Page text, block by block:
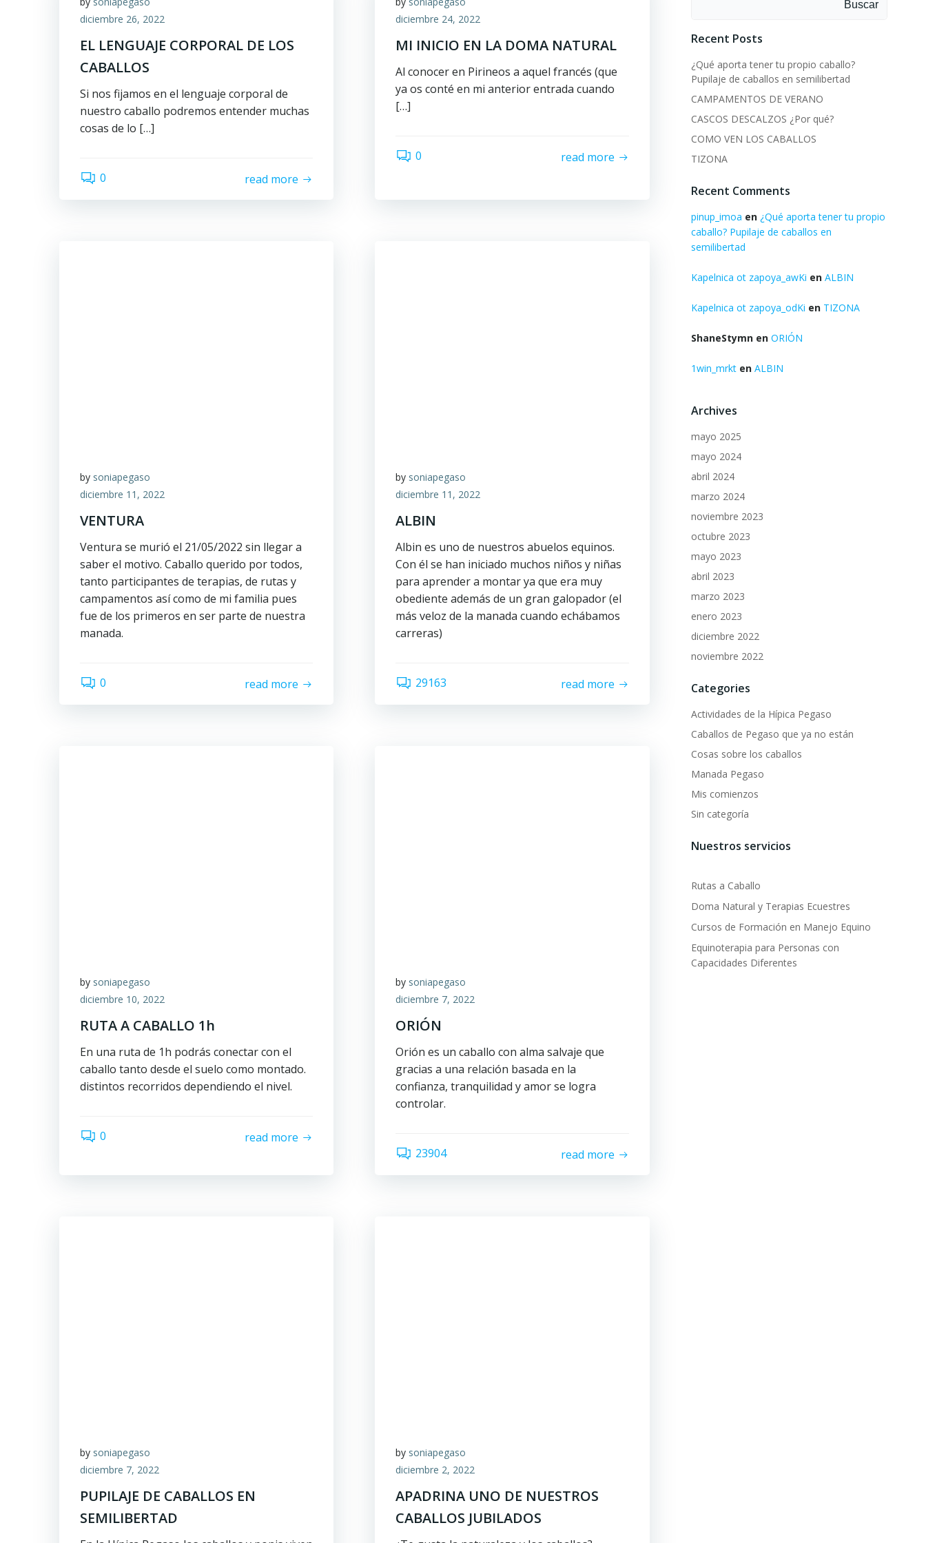
diciembre 26, 2022
EL LENGUAJE CORPORAL DE LOS
CABALLOS
Si nos fijamos en el lenguaje corporal de
nuestro caballo podremos entender muchas
cosas de lo […]
0 read more
diciembre 24, 2022
MI INICIO EN LA DOMA NATURAL
Al conocer en Pirineos a aquel francés (que
ya os conté en mi anterior entrada cuando
[…]
0 read more
by soniapegaso
diciembre 11, 2022
VENTURA
Ventura se murió el 21/05/2022 sin llegar a
saber el motivo. Caballo querido por todos,
tanto participantes de terapias, de rutas y
campamentos así como de mi familia pues
fue de los primeros en ser parte de nuestra
manada.
0 read more
by soniapegaso
diciembre 11, 2022
ALBIN
Albin es uno de nuestros abuelos equinos.
Con él se han iniciado muchos niños y niñas
para aprender a montar ya que era muy
obediente además de un gran galopador (el
más veloz de la manada cuando echábamos
carreras)
29163 read more
by soniapegaso
diciembre 10, 2022
RUTA A CABALLO 1h
En una ruta de 1h podrás conectar con el
caballo tanto desde el suelo como montado.
distintos recorridos dependiendo el nivel.
0 read more
by soniapegaso
diciembre 7, 2022
ORIÓN
Orión es un caballo con alma salvaje que
gracias a una relación basada en la
confianza, tranquilidad y amor se logra
controlar.
23904 read more
by soniapegaso
diciembre 7, 2022
PUPILAJE DE CABALLOS EN
SEMILIBERTAD
by soniapegaso
diciembre 2, 2022
APADRINA UNO DE NUESTROS
CABALLOS JUBILADOS
Buscar
Recent Posts
¿Qué aporta tener tu propio caballo?
Pupilaje de caballos en semilibertad
CAMPAMENTOS DE VERANO
CASCOS DESCALZOS ¿Por qué?
COMO VEN LOS CABALLOS
TIZONA
Recent Comments
pinup_imoa en ¿Qué aporta tener tu propio
caballo? Pupilaje de caballos en
semilibertad
Kapelnica ot zapoya_awKi en ALBIN
Kapelnica ot zapoya_odKi en TIZONA
ShaneStymnen ORIÓN
1win_mrkten ALBIN
Archives
mayo 2025
mayo 2024
abril 2024
marzo 2024
noviembre 2023
octubre 2023
mayo 2023
abril 2023
marzo 2023
enero 2023
diciembre 2022
noviembre 2022
Categories
Actividades de la Hípica Pegaso
Caballos de Pegaso que ya no están
Cosas sobre los caballos
Manada Pegaso
Mis comienzos
Sin categoría
Nuestros servicios
Rutas a Caballo
Doma Natural y Terapias Ecuestres
Cursos de Formación en Manejo Equino
Equinoterapia para Personas con
Capacidades Diferentes